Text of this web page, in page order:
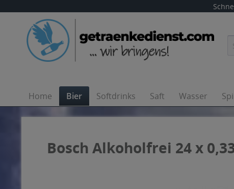
Home Bier Softdrinks Saft Wasser
Bosch Alkoholfrei 24 x